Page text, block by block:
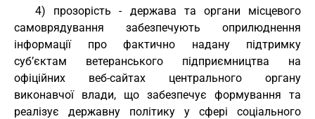
4) прозорість - держава та органи місцевого
самоврядування забезпечують оприлюднення
інформації про фактично надану підтримку
суб’єктам ветеранського підприємництва на
офіційних веб-сайтах центрального органу
виконавчої влади, що забезпечує формування та
реалізує державну політику у сфері соціального